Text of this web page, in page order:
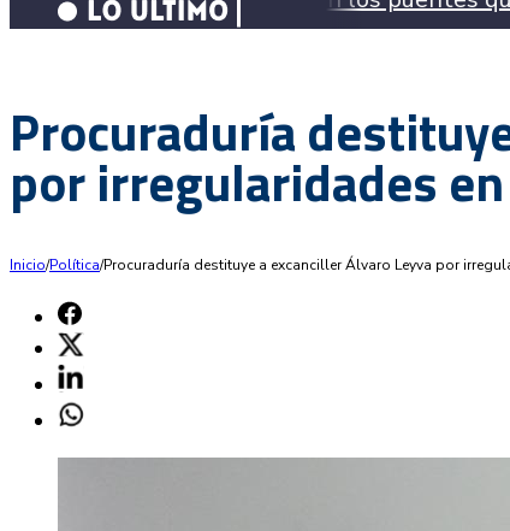
Procuraduría
por irregularidades
Inicio/Política/Procuraduría destituye a excanciller Álvaro Leyva por